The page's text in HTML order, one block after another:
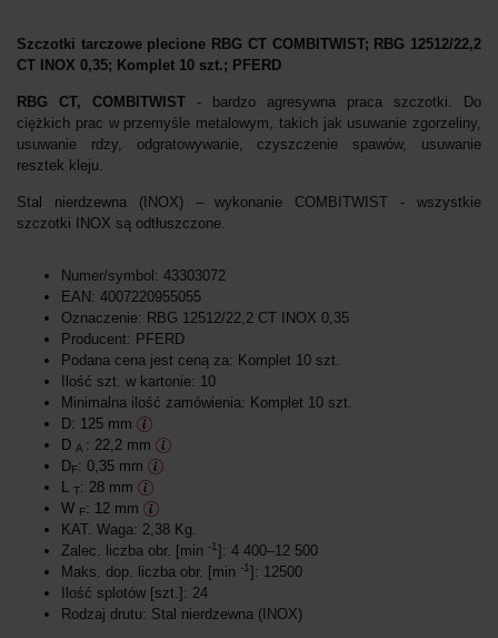
Szczotki tarczowe plecione RBG CT COMBITWIST; RBG 12512/22,2
CT INOX 0,35; Komplet 10 szt.; PFERD
RBG CT, COMBITWIST - bardzo agresywna praca szczotki. Do
ciężkich prac w przemyśle metalowym, takich jak usuwanie zgorzeliny,
usuwanie rdzy, odgratowywanie, czyszczenie spawów, usuwanie
resztek kleju.
Stal nierdzewna (INOX) – wykonanie COMBITWIST - wszystkie
szczotki INOX są odtłuszczone.
Numer/symbol: 43303072
EAN: 4007220955055
Oznaczenie: RBG 12512/22,2 CT INOX 0,35
Producent: PFERD
Podana cena jest ceną za: Komplet 10 szt.
Ilość szt. w kartonie: 10
Minimalna ilość zamówienia: Komplet 10 szt.
D: 125 mm
D A : 22,2 mm
DF: 0,35 mm
L
T: 28 mm
W F: 12 mm
KAT. Waga: 2,38 Kg.
Zalec. liczba obr. [min -1]: 4 400–12 500
Maks. dop. liczba obr. [min -1]: 12500
Ilość splotów [szt.]: 24
Rodzaj drutu: Stal nierdzewna (INOX)